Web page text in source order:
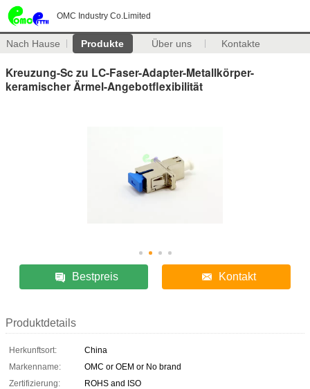
OMC Industry Co.Limited
Nach Hause Produkte Über uns Kontakte
Kreuzung-Sc zu LC-Faser-Adapter-Metallkörper-
keramischer Ärmel-Angebotflexibilität
Bestpreis Kontakt
Produktdetails
Herkunftsort:
China
Markenname:
OMC or OEM or No brand
Zertifizierung:
ROHS and ISO